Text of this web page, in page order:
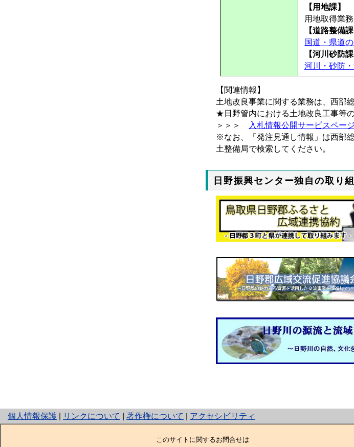
【用地課】
用地取得業務
【道路整備課
国道・県道
【河川砂防課
河川・砂防
【関連情報】
土地改良事業に関する業務は、西部
★日野管内における土地改良工事等
＞＞＞
入札情報公開サービスページ
※なお、「発注見通し情報」は西部
土整備局で検索してください。
日野振興センター独自の取り
個人情報保護
と
り
リンクについて 著作権について アクセシビリティ
このサイトに関するお問合せは